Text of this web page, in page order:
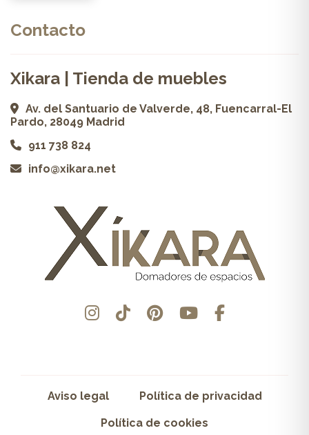
Contacto
Xikara | Tienda de muebles
Av. del Santuario de Valverde, 48, Fuencarral-El
Pardo, 28049 Madrid
911 738 824
info@xikara.net
Aviso legal Política de privacidad
Política de cookies